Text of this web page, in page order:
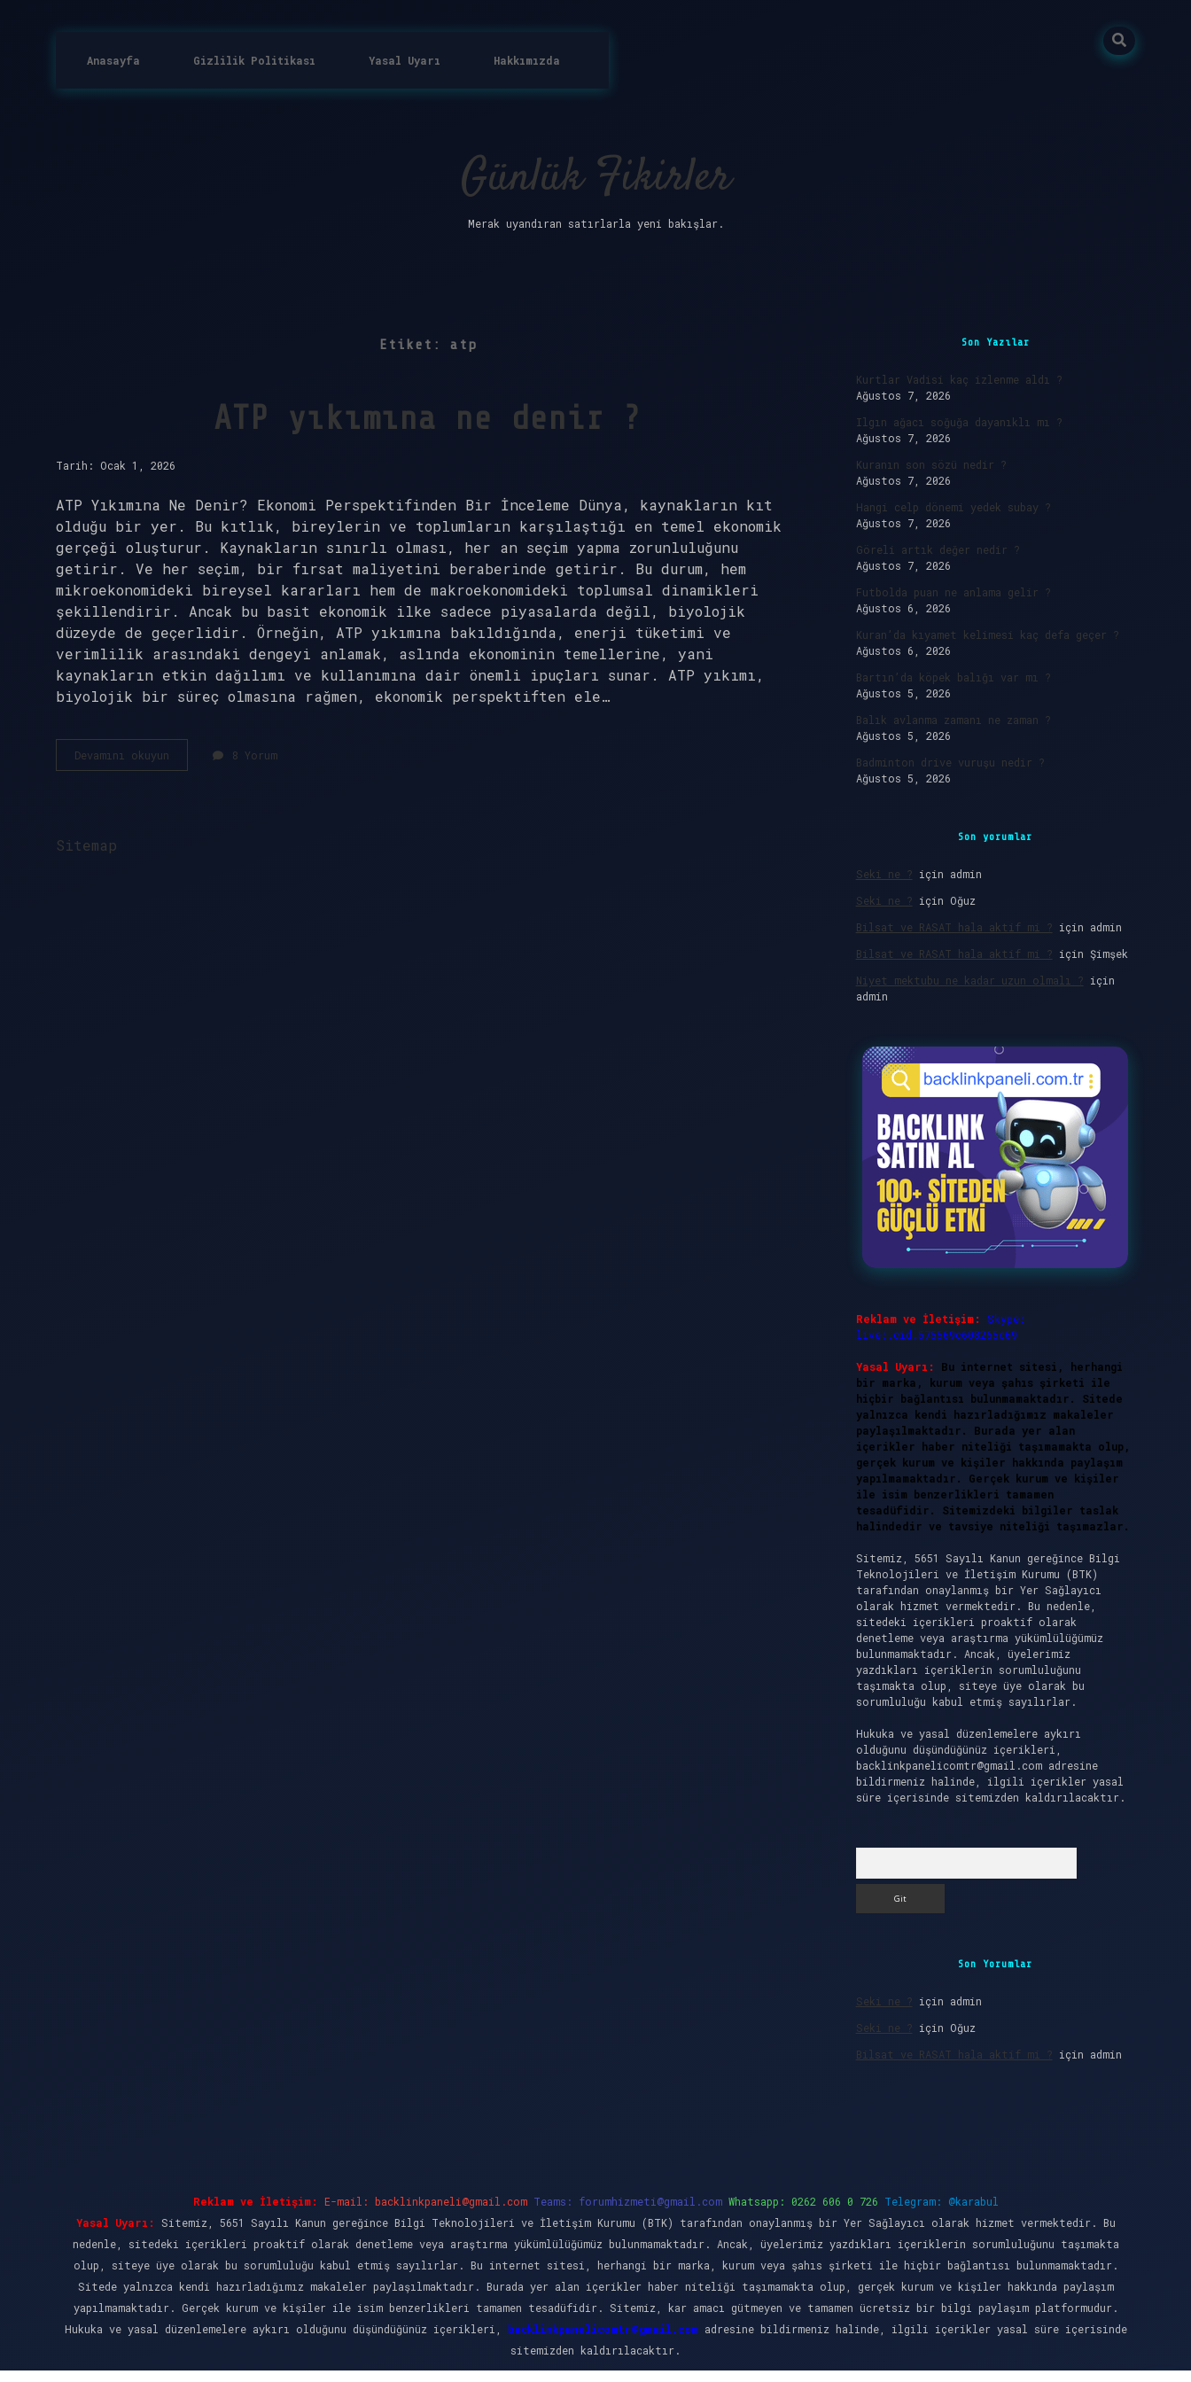
Anasayfa Gizlilik Politikası Yasal Uyarı Hakkımızda
Günlük Fikirler
Merak uyandıran satırlarla yeni bakışlar.
Etiket: atp
ATP yıkımına ne denir ?
Tarih: Ocak 1, 2026
ATP Yıkımına Ne Denir? Ekonomi Perspektifinden Bir İnceleme Dünya, kaynakların kıt
olduğu bir yer. Bu kıtlık, bireylerin ve toplumların karşılaştığı en temel ekonomik
gerçeği oluşturur. Kaynakların sınırlı olması, her an seçim yapma zorunluluğunu
getirir. Ve her seçim, bir fırsat maliyetini beraberinde getirir. Bu durum, hem
mikroekonomideki bireysel kararları hem de makroekonomideki toplumsal dinamikleri
şekillendirir. Ancak bu basit ekonomik ilke sadece piyasalarda değil, biyolojik
düzeyde de geçerlidir. Örneğin, ATP yıkımına bakıldığında, enerji tüketimi ve
verimlilik arasındaki dengeyi anlamak, aslında ekonominin temellerine, yani
kaynakların etkin dağılımı ve kullanımına dair önemli ipuçları sunar. ATP yıkımı,
biyolojik bir süreç olmasına rağmen, ekonomik perspektiften ele…
Devamını okuyun
yıkımına
8 Yorum
Sitemap
SidebarSon Yazılar
Kurtlar Vadisi kaç izlenme aldı ?
Ağustos 7, 2026
Ilgın ağacı soğuğa dayanıklı mı ?
Ağustos 7, 2026
Kuranın son sözü nedir ?
Ağustos 7, 2026
Hangi celp dönemi yedek subay ?
Ağustos 7, 2026
Göreli artık değer nedir ?
Ağustos 7, 2026
Futbolda puan ne anlama gelir ?
Ağustos 6, 2026
Kuran’da kıyamet kelimesi kaç defa geçer ?
Ağustos 6, 2026
Bartın’da köpek balığı var mı ?
Ağustos 5, 2026
Balık avlanma zamanı ne zaman ?
Ağustos 5, 2026
Badminton drive vuruşu nedir ?
Ağustos 5, 2026
Son yorumlar
Seki ne ? için admin
Seki ne ? için Oğuz
Bilsat ve RASAT hala aktif mi ? için admin
Bilsat ve RASAT hala aktif mi ? için Şimşek
Niyet mektubu ne kadar uzun olmalı ? için
admin
Reklam ve İletişim:
Skype:
live:.cid.575569c608265c69
Yasal Uyarı:
Bu internet sitesi, herhangi
bir marka, kurum veya şahıs şirketi ile
hiçbir bağlantısı bulunmamaktadır. Sitede
yalnızca kendi hazırladığımız makaleler
paylaşılmaktadır. Burada yer alan
içerikler haber niteliği taşımamakta olup,
gerçek kurum ve kişiler hakkında paylaşım
yapılmamaktadır. Gerçek kurum ve kişiler
ile isim benzerlikleri tamamen
tesadüfidir. Sitemizdeki bilgiler taslak
halindedir ve tavsiye niteliği taşımazlar.
Sitemiz, 5651 Sayılı Kanun gereğince Bilgi
Teknolojileri ve İletişim Kurumu (BTK)
tarafından onaylanmış bir Yer Sağlayıcı
olarak hizmet vermektedir. Bu nedenle,
sitedeki içerikleri proaktif olarak
denetleme veya araştırma yükümlülüğümüz
bulunmamaktadır. Ancak, üyelerimiz
yazdıkları içeriklerin sorumluluğunu
taşımakta olup, siteye üye olarak bu
sorumluluğu kabul etmiş sayılırlar.
Hukuka ve yasal düzenlemelere aykırı
olduğunu düşündüğünüz içerikleri,
backlinkpanelicomtr@gmail.comadresine
bildirmeniz halinde, ilgili içerikler yasal
süre içerisinde sitemizden kaldırılacaktır.
Son Yorumlar
Seki ne ? için admin
Seki ne ? için Oğuz
Bilsat ve RASAT hala aktif mi ? için admin
Reklam ve İletişim: E-mail: backlinkpaneli@gmail.com Teams: forumhizmeti@gmail.com Whatsapp: 0262 606 0 726 Telegram: @karabul
Yasal Uyarı:
Sitemiz, 5651 Sayılı Kanun gereğince Bilgi Teknolojileri ve İletişim Kurumu (BTK) tarafından onaylanmış bir Yer Sağlayıcı olarak hizmet vermektedir. Bu
nedenle, sitedeki içerikleri proaktif olarak denetleme veya araştırma yükümlülüğümüz bulunmamaktadır. Ancak, üyelerimiz yazdıkları içeriklerin sorumluluğunu taşımakta
olup, siteye üye olarak bu sorumluluğu kabul etmiş sayılırlar. Bu internet sitesi, herhangi bir marka, kurum veya şahıs şirketi ile hiçbir bağlantısı bulunmamaktadır.
Sitede yalnızca kendi hazırladığımız makaleler paylaşılmaktadır. Burada yer alan içerikler haber niteliği taşımamakta olup, gerçek kurum ve kişiler hakkında paylaşım
yapılmamaktadır. Gerçek kurum ve kişiler ile isim benzerlikleri tamamen tesadüfidir. Sitemiz, kar amacı gütmeyen ve tamamen ücretsiz bir bilgi paylaşım platformudur.
Hukuka ve yasal düzenlemelere aykırı olduğunu düşündüğünüz içerikleri, backlinkpanelicomtr@gmail.comadresine bildirmeniz halinde, ilgili içerikler yasal süre içerisinde
sitemizden kaldırılacaktır.